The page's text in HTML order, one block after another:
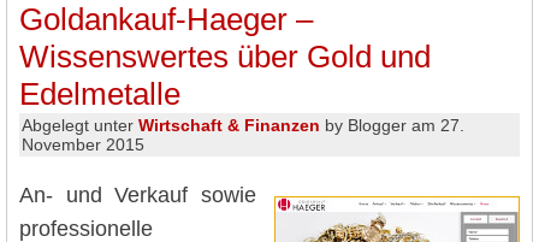
Goldankauf-Haeger –
Wissenswertes über Gold und
Edelmetalle
Abgelegt unter Wirtschaft & Finanzen by Blogger am 27.
November 2015
An- und Verkauf sowie
professionelle